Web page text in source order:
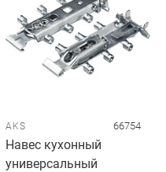
AKS 66754
Навес кухонный
универсальный